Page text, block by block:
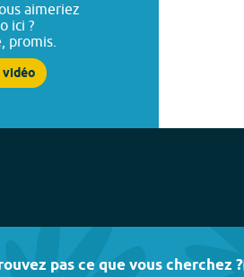
aimeriez
ici ?
promis.
vidéo
pas ce que vous cherchez ?